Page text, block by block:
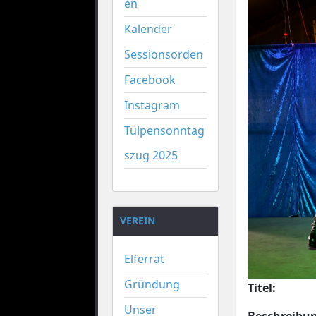
en
Kalender
Sessionsorden
Facebook
Instagram
Tulpensonntag
szug 2025
VEREIN
Elferrat
Gründung
Unser
Titel: